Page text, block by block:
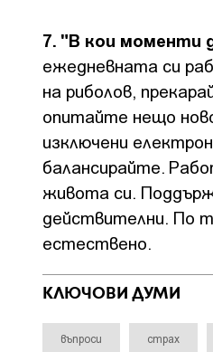
7. "В кои моменти
ежедневната си
на риболов,
опитайте нещо
изключени
балансирайте.
живота си.
действителни. По
естествено.
КЛЮЧОВИ ДУМИ
въпроси страх